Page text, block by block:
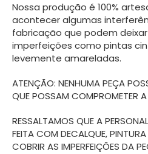
Nossa produção é 100%
acontecer algumas
fabricação que podem
imperfeições como pintas
levemente amareladas.
ATENÇÃO: NENHUMA PEÇA
QUE POSSAM COMPROMETER
RESSALTAMOS QUE A
FEITA COM DECALQUE,
COBRIR AS IMPERFEIÇÕES DA